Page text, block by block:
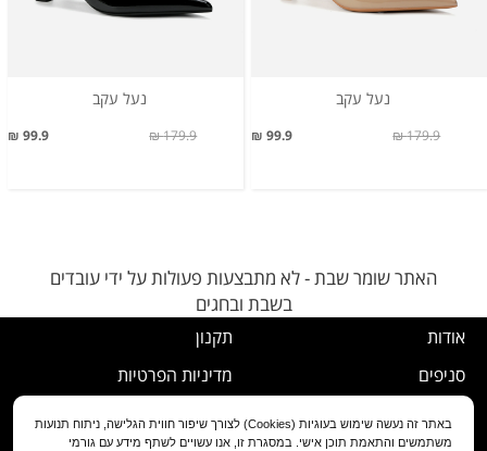
נעל עקב
99.9 ₪ 179.9 ₪
נעל עקב
99.9 ₪ 179.9 ₪
האתר שומר שבת - לא מתבצעות פעולות על ידי עובדים
בשבת ובחגים
אודות
סניפים
תקנון
מדיניות הפרטיות
נוהל ביטול עסקה
באתר זה נעשה שימוש בעוגיות (Cookies) לצורך שיפור חווית הגלישה, ניתוח תנועות
משתמשים והתאמת תוכן אישי. במסגרת זו, אנו עשויים לשתף מידע עם גורמי